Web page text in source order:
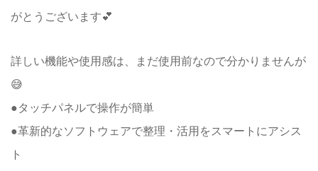
がとうございます💕
詳しい機能や使用感は、まだ使用前なので分かりませんが
😅
●タッチパネルで操作が簡単
●革新的なソフトウェアで整理・活用をスマートにアシス
ト